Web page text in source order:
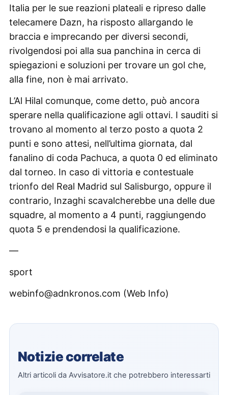
Italia per le sue reazioni plateali e ripreso dalle
telecamere Dazn, ha risposto allargando le
braccia e imprecando per diversi secondi,
rivolgendosi poi alla sua panchina in cerca di
spiegazioni e soluzioni per trovare un gol che,
alla fine, non è mai arrivato.
L’Al Hilal comunque, come detto, può ancora
sperare nella qualificazione agli ottavi. I sauditi si
trovano al momento al terzo posto a quota 2
punti e sono attesi, nell’ultima giornata, dal
fanalino di coda Pachuca, a quota 0 ed eliminato
dal torneo. In caso di vittoria e contestuale
trionfo del Real Madrid sul Salisburgo, oppure il
contrario, Inzaghi scavalcherebbe una delle due
squadre, al momento a 4 punti, raggiungendo
quota 5 e prendendosi la qualificazione.
—
sport
webinfo@adnkronos.com (Web Info)
Notizie correlate
Altri articoli da Avvisatore.it che potrebbero interessarti